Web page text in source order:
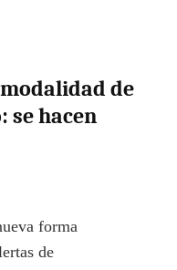
de
se hacen
forma
de